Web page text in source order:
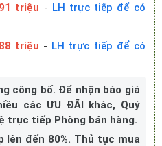
triệu - LH trực tiếp để có
triệu - LH trực tiếp để có
công bố. Để nhận báo giá
các ƯU ĐÃI khác, Quý
trực tiếp Phòng bán hàng.
đến 80%. Thủ tục mua